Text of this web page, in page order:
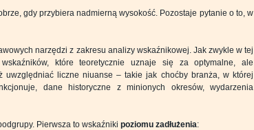
gdy przybiera nadmierną wysokość. Pozostaje pytanie o to, w
narzędzi z zakresu analizy wskaźnikowej. Jak zwykle w tej
które teoretycznie uznaje się za optymalne, ale
uwzględniać liczne niuanse – takie jak choćby branża, w której
dane historyczne z minionych okresów, wydarzenia
Pierwsza to wskaźniki poziomu zadłużenia: